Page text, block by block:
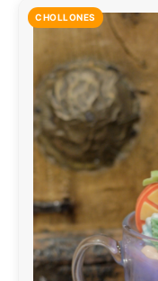
CHOLLONES